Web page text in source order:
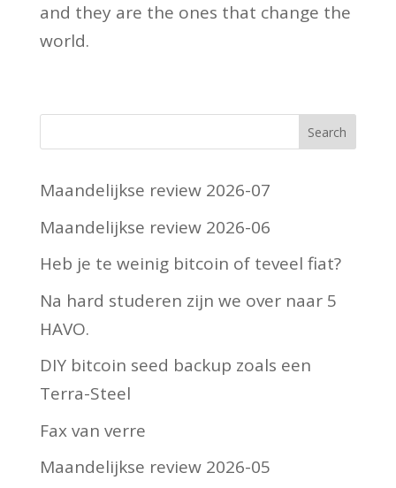
and they are the ones that change the
world.
Maandelijkse review 2026-07
Maandelijkse review 2026-06
Heb je te weinig bitcoin of teveel fiat?
Na hard studeren zijn we over naar 5
HAVO.
DIY bitcoin seed backup zoals een
Terra-Steel
Fax van verre
Maandelijkse review 2026-05